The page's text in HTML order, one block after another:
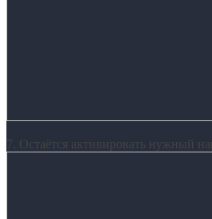
7. Остаётся активировать нужный